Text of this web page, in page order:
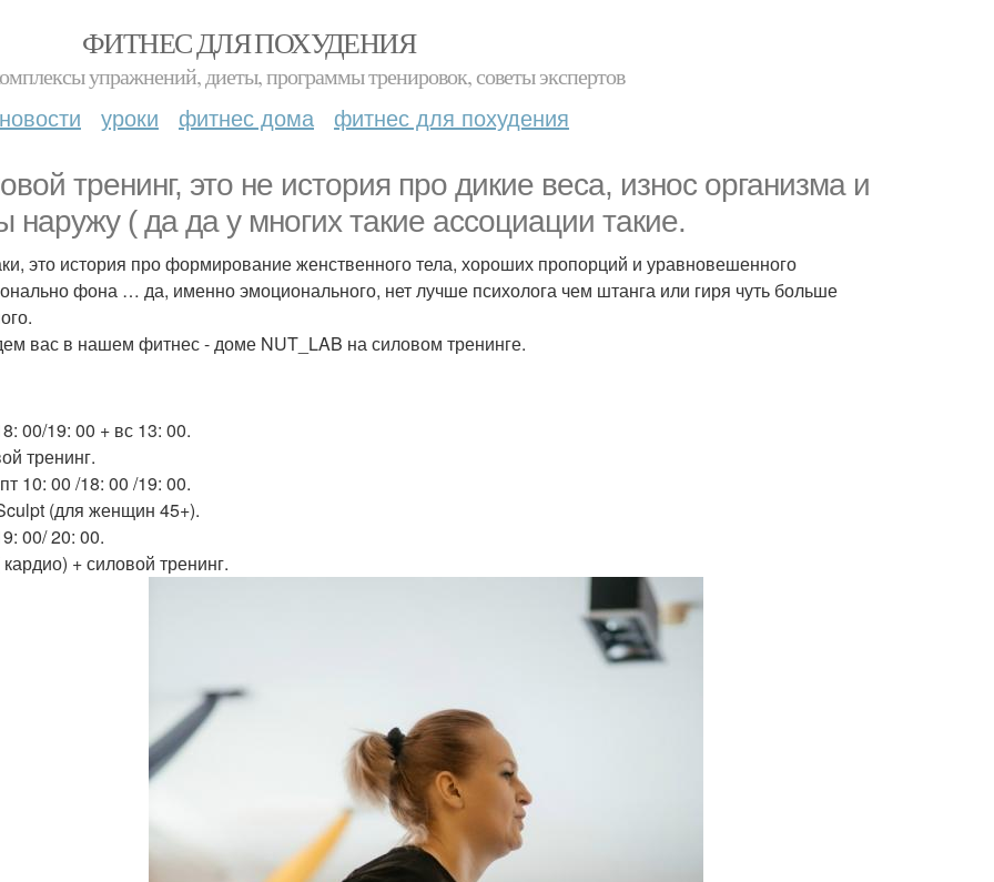
ФИТНЕС ДЛЯ ПОХУДЕНИЯ
упражнений, диеты, программы тренировок, советы экспертов
новости уроки фитнес дома фитнес для похудения
тренинг, это не история про дикие веса, износ организма и
наружу ( да да у многих такие ассоциации такие.
это история про формирование женственного тела, хороших пропорций и уравновешенного
фона … да, именно эмоционального, нет лучше психолога чем штанга или гиря чуть больше
вас в нашем фитнес - доме NUT_LAB на силовом тренинге.
00/19: 00 + вс 13: 00.
тренинг.
10: 00 /18: 00 /19: 00.
(для женщин 45+).
00/ 20: 00.
+ силовой тренинг.